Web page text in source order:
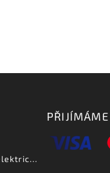
Aria PE DLX VCS - elektrická kytara-zboží bylo vystaveno na prodejně